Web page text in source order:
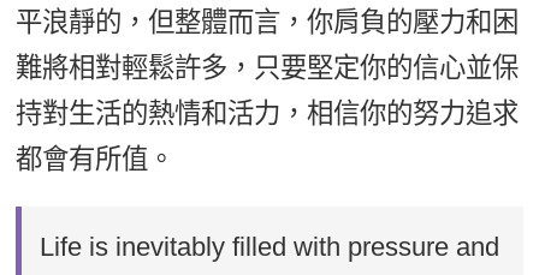
平浪靜的，但整體而言，你肩負的壓力和困
難將相對輕鬆許多，只要堅定你的信心並保
持對生活的熱情和活力，相信你的努力追求
都會有所值。
Life is inevitably filled with pressure and